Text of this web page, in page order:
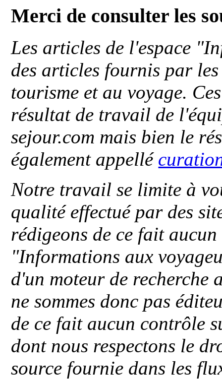
Merci de consulter les
Les articles de l'espace
des articles fournis par
tourisme et au voyage.
résultat de travail de
sejour.com mais bien le
également appellé
Notre travail se limite à
qualité effectué par des
rédigeons de ce fait
"Informations aux
d'un moteur de recherche
ne sommes donc pas
de ce fait aucun contrôle
dont nous respectons le
source fournie dans les